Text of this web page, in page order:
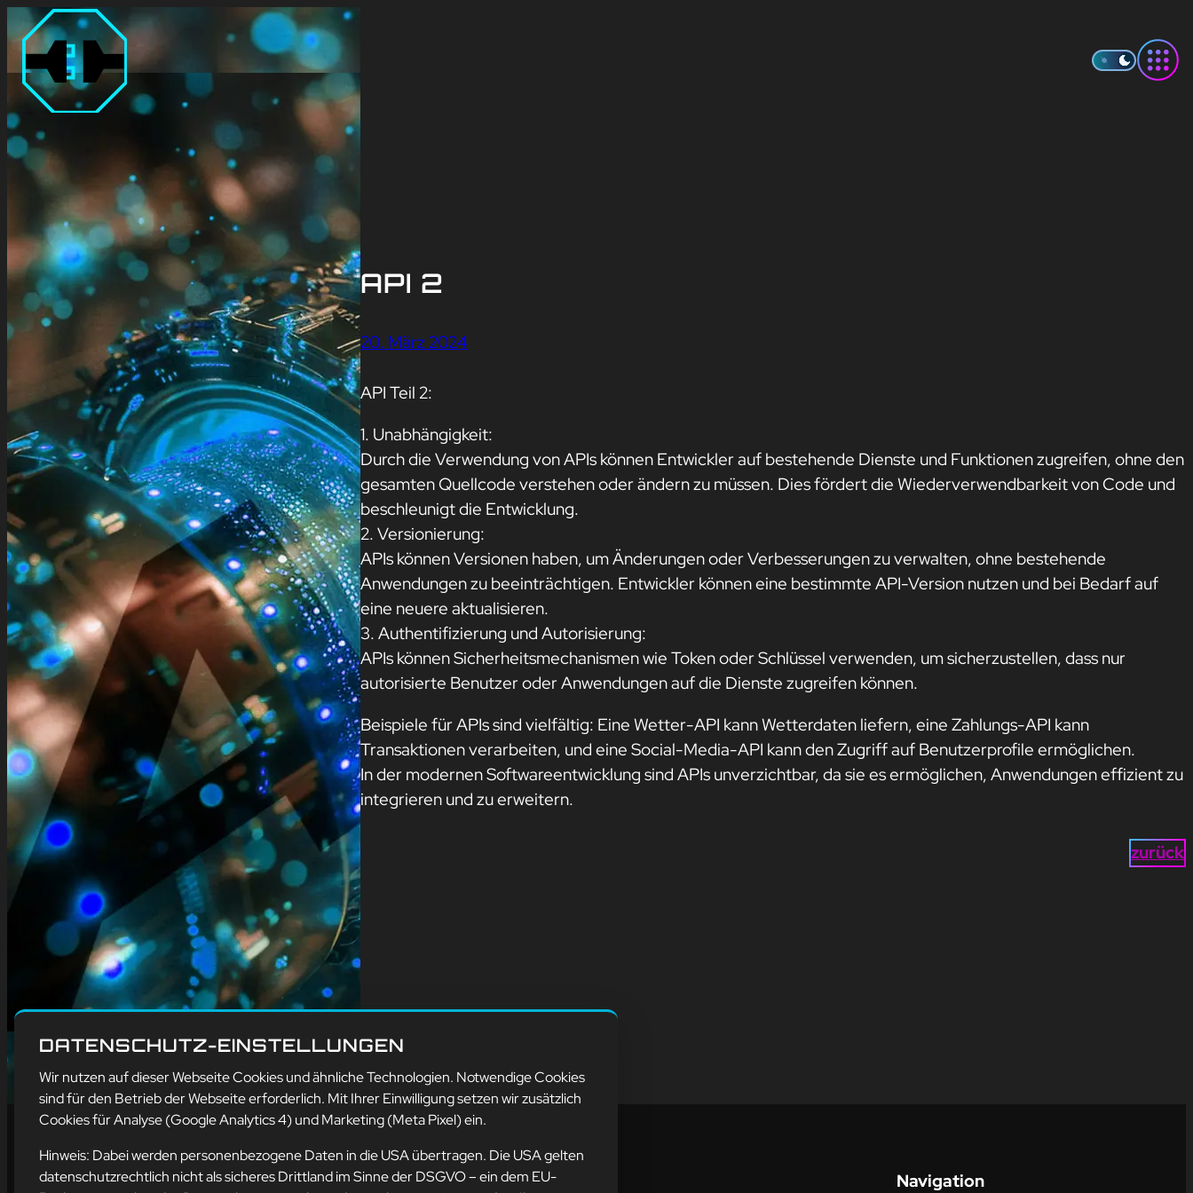
API 2
20. März 2024
API Teil 2:
1. Unabhängigkeit:
Durch die Verwendung von APIs können Entwickler auf bestehende Dienste und Funktionen zugreifen, ohne den
gesamten Quellcode verstehen oder ändern zu müssen. Dies fördert die Wiederverwendbarkeit von Code und
beschleunigt die Entwicklung.
2. Versionierung:
APIs können Versionen haben, um Änderungen oder Verbesserungen zu verwalten, ohne bestehende
Anwendungen zu beeinträchtigen. Entwickler können eine bestimmte API-Version nutzen und bei Bedarf auf
eine neuere aktualisieren.
3. Authentifizierung und Autorisierung:
APIs können Sicherheitsmechanismen wie Token oder Schlüssel verwenden, um sicherzustellen, dass nur
autorisierte Benutzer oder Anwendungen auf die Dienste zugreifen können.
Beispiele für APIs sind vielfältig: Eine Wetter-API kann Wetterdaten liefern, eine Zahlungs-API kann
Transaktionen verarbeiten, und eine Social-Media-API kann den Zugriff auf Benutzerprofile ermöglichen.
In der modernen Softwareentwicklung sind APIs unverzichtbar, da sie es ermöglichen, Anwendungen effizient zu
integrieren und zu erweitern.
zurück
Adresse Navigation
DATENSCHUTZ-EINSTELLUNGEN
Wir nutzen auf dieser Webseite Cookies und ähnliche Technologien. Notwendige Cookies
sind für den Betrieb der Webseite erforderlich. Mit Ihrer Einwilligung setzen wir zusätzlich
Cookies für Analyse (Google Analytics 4) und Marketing (Meta Pixel) ein.
Hinweis: Dabei werden personenbezogene Daten in die USA übertragen. Die USA gelten
datenschutzrechtlich nicht als sicheres Drittland im Sinne der DSGVO – ein dem EU-